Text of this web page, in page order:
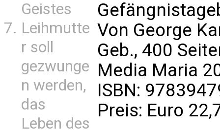
Geistes
Leihmutte
r soll
gezwunge
n werden,
das
Leben des
Von George
Geb., 400
Media Maria
ISBN:
Preis: Euro